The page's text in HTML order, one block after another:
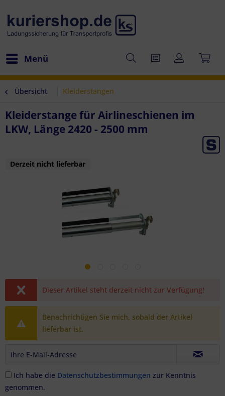
Menü
Übersicht Kleiderstangen
Kleiderstange für Airlineschienen im
LKW, Länge 2420 - 2500 mm
Derzeit nicht lieferbar
Dieser Artikel steht derzeit nicht zur Verfügung!
Benachrichtigen Sie mich, sobald der Artikel
lieferbar ist.
Ich habe die Datenschutzbestimmungen zur Kenntnis
genommen.